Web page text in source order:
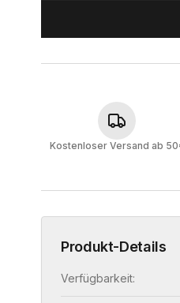
Kostenloser Versand ab
Produkt-Details
Verfügbarkeit: